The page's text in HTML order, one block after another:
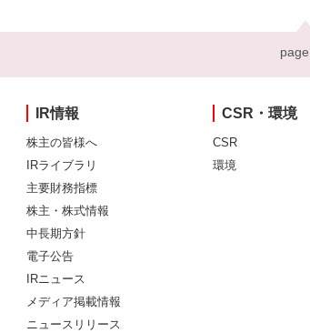
IR情報
株主の皆様へ
IRライブラリ
主要財務指標
株主・株式情報
中長期方針
電子公告
IRニュース
メディア掲載情報
ニュースリリース
CSR・環境
CSR
環境